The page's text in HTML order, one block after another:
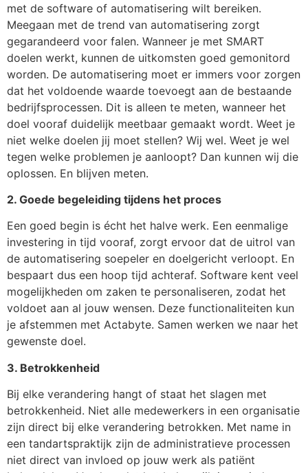
met de software of automatisering wilt bereiken.
Meegaan met de trend van automatisering zorgt
gegarandeerd voor falen. Wanneer je met SMART
doelen werkt, kunnen de uitkomsten goed gemonitord
worden. De automatisering moet er immers voor zorgen
dat het voldoende waarde toevoegt aan de bestaande
bedrijfsprocessen. Dit is alleen te meten, wanneer het
doel vooraf duidelijk meetbaar gemaakt wordt. Weet je
niet welke doelen jij moet stellen? Wij wel. Weet je wel
tegen welke problemen je aanloopt? Dan kunnen wij die
oplossen. En blijven meten.
2. Goede begeleiding tijdens het proces
Een goed begin is écht het halve werk. Een eenmalige
investering in tijd vooraf, zorgt ervoor dat de uitrol van
de automatisering soepeler en doelgericht verloopt. En
bespaart dus een hoop tijd achteraf. Software kent veel
mogelijkheden om zaken te personaliseren, zodat het
voldoet aan al jouw wensen. Deze functionaliteiten kun
je afstemmen met Actabyte. Samen werken we naar het
gewenste doel.
3. Betrokkenheid
Bij elke verandering hangt of staat het slagen met
betrokkenheid. Niet alle medewerkers in een organisatie
zijn direct bij elke verandering betrokken. Met name in
een tandartspraktijk zijn de administratieve processen
niet direct van invloed op jouw werk als patiënt